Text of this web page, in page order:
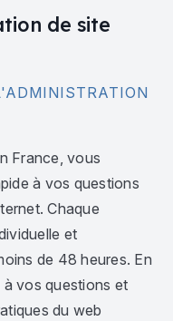
de site
France, vous
à vos questions
Chaque
et
de 48 heures. En
vos questions et
du web